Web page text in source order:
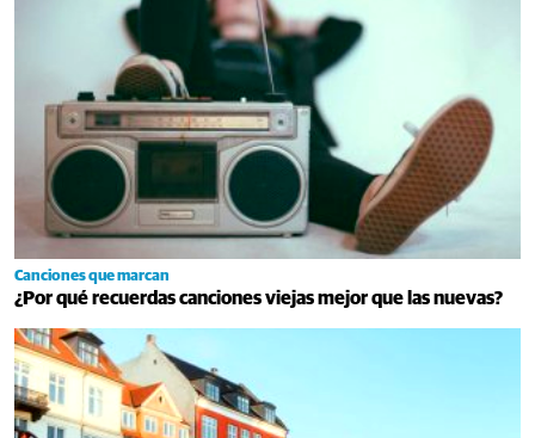
Canciones que marcan
¿Por qué recuerdas canciones viejas mejor que las nuevas?